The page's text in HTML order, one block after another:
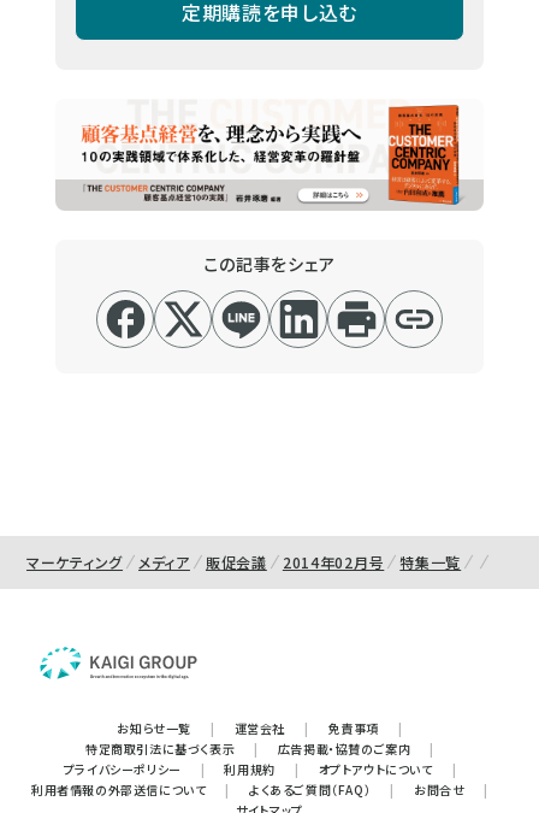
定期購読を申し込む
この記事をシェア
マーケティング メディア 販促会議 2014年02月号 特集一覧
お知らせ一覧 | 運営会社 | 免責事項
|
特定商取引法に基づく表示
| 広告掲載・協賛のご案内
|
プライバシーポリシー
| 利用規約 | オプトアウトについて
|
利用者情報の外部送信について
| よくあるご質問（FAQ） | お問合せ
|